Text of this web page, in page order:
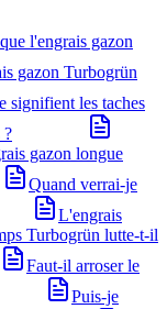
l'engrais gazon
gazon Turbogrün
signifient les taches
?
gazon longue
Quand verrai-je
L'engrais
Turbogrün lutte-t-il
Faut-il arroser le
Puis-je